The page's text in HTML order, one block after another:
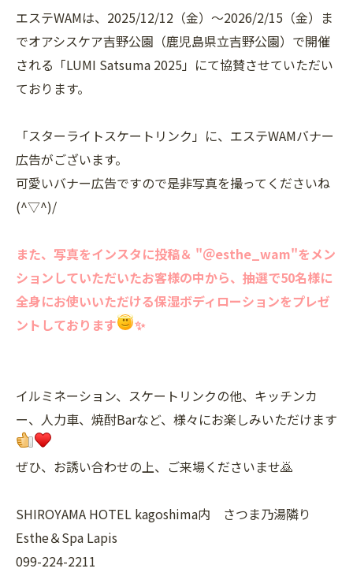
エステWAMは、2025/12/12（金）～2026/2/15（金）ま
でオアシスケア吉野公園（鹿児島県立吉野公園）で開催
される「LUMI Satsuma 2025」にて協賛させていただい
ております。
「スターライトスケートリンク」に、エステWAMバナー
広告がございます。
可愛いバナー広告ですので是非写真を撮ってくださいね
(^▽^)/
また、写真をインスタに投稿＆ "＠esthe_wam"をメン
ションしていただいたお客様の中から、抽選で50名様に
全身にお使いいただける保湿ボディローションをプレゼ
ントしております
✨
イルミネーション、スケートリンクの他、キッチンカ
ー、人力車、焼酎Barなど、様々にお楽しみいただけます
ぜひ、お誘い合わせの上、ご来場くださいませ🙇
SHIROYAMA HOTEL kagoshima内 さつま乃湯隣り
Esthe＆Spa Lapis
099-224-2211